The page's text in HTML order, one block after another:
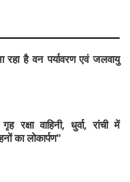
है वन पर्यावरण एवं जलवायु
रक्षा वाहिनी, धुर्वा, रांची में
का लोकार्पण"